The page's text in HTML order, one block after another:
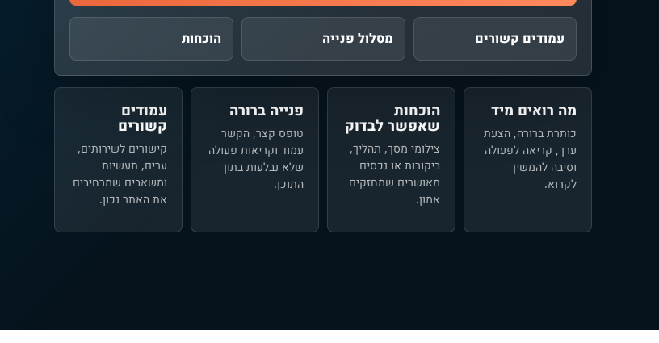
עמודים קשורים מסלול פנייה הוכחות
מה רואים מיד
כותרת ברורה, הצעת
ערך, קריאה לפעולה
וסיבה להמשיך
לקרוא.
הוכחות
שאפשר לבדוק
צילומי מסך, תהליך,
ביקורות או נכסים
מאושרים שמחזקים
אמון.
פנייה ברורה
טופס קצר, הקשר
עמוד וקריאות פעולה
שלא נבלעות בתוך
התוכן.
עמודים
קשורים
קישורים לשירותים,
ערים, תעשיות
ומשאבים שמרחיבים
את האתר נכון.